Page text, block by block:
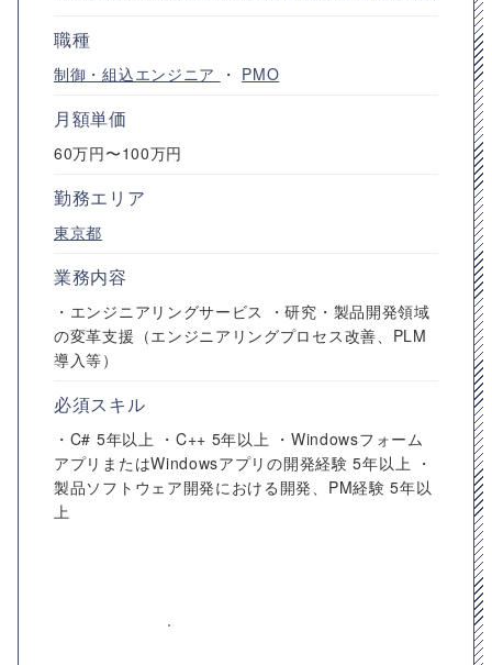
職種
制御・組込エンジニア ・ PMO
月額単価
60万円〜100万円
勤務エリア
東京都
業務内容
・エンジニアリングサービス ・研究・製品開発領域
の変革支援（エンジニアリングプロセス改善、PLM
導入等）
必須スキル
・C# 5年以上 ・C++ 5年以上 ・Windowsフォーム
アプリまたはWindowsアプリの開発経験 5年以上 ・
製品ソフトウェア開発における開発、PM経験 5年以
上